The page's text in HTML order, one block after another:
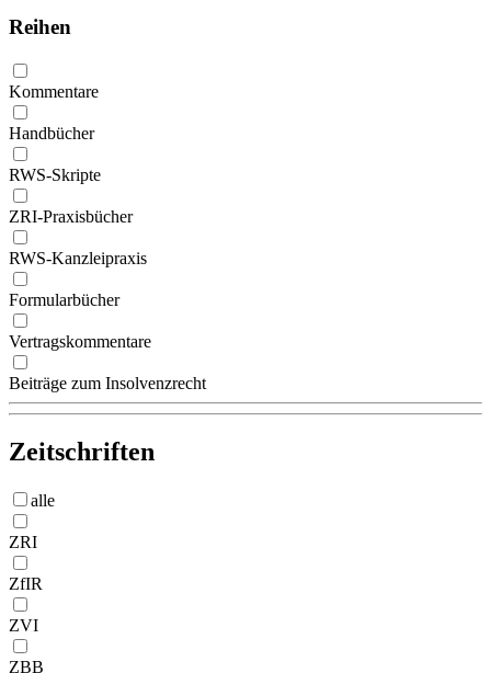
Reihen
Kommentare
Handbücher
RWS-Skripte
ZRI-Praxisbücher
RWS-Kanzleipraxis
Formularbücher
Vertragskommentare
Beiträge zum Insolvenzrecht
Zeitschriften
alle
ZRI
ZfIR
ZVI
ZBB